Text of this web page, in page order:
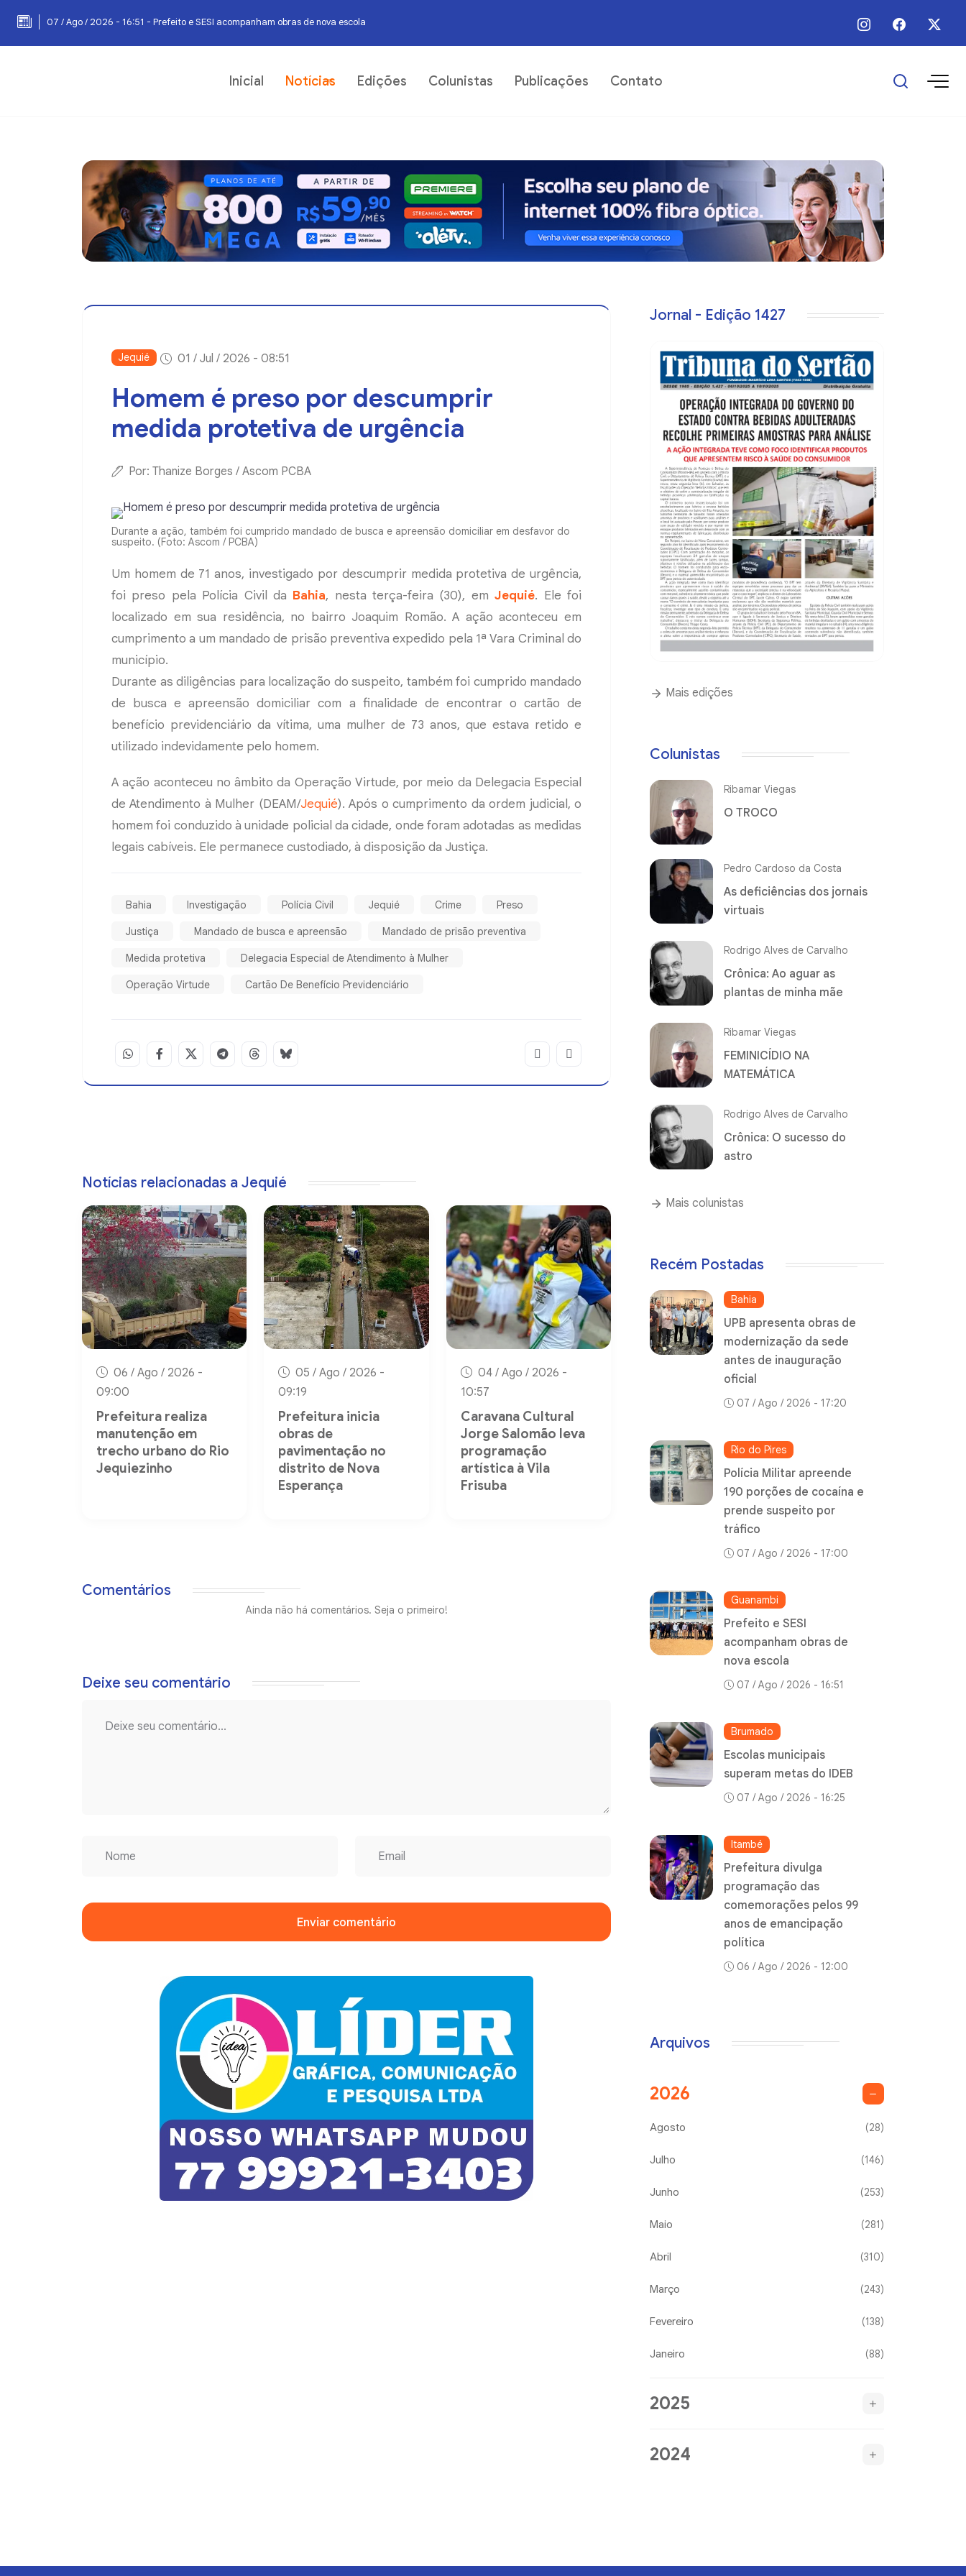
07 / Ago / 2026 - 16:51 - Prefeito e SESI acompanham obras de nova escola 07 / Ago / 2026 - 16:25 - Escolas municipais superam metas do IDEB
Inicial Notícias Edições Colunistas Publicações Contato
Jequié 01 / Jul / 2026 - 08:51
Homem é preso por descumprir
medida protetiva de urgência
Por: Thanize Borges / Ascom PCBA
Durante a ação, também foi cumprido mandado de busca e apreensão domiciliar em desfavor do
suspeito. (Foto: Ascom / PCBA)
Um homem de 71 anos, investigado por descumprir medida protetiva de urgência,
foi preso pela Polícia Civil da Bahia, nesta terça-feira (30), emJequié. Ele foi
localizado em sua residência, no bairro Joaquim Romão. A ação aconteceu em
cumprimento a um mandado de prisão preventiva expedido pela 1ª Vara Criminal do
município.
Durante as diligências para localização do suspeito, também foi cumprido mandado
de busca e apreensão domiciliar com a finalidade de encontrar o cartão de
benefício previdenciário da vítima, uma mulher de 73 anos, que estava retido e
utilizado indevidamente pelo homem.
A ação aconteceu no âmbito da Operação Virtude, por meio da Delegacia Especial
de Atendimento à Mulher (DEAM/Jequié). Após o cumprimento da ordem judicial, o
homem foi conduzido à unidade policial da cidade, onde foram adotadas as medidas
legais cabíveis. Ele permanece custodiado, à disposição da Justiça.
Bahia Investigação Polícia Civil Jequié Crime Preso
Justiça Mandado de busca e apreensão Mandado de prisão preventiva
Medida protetiva Delegacia Especial de Atendimento à Mulher
Operação Virtude Cartão De Benefício Previdenciário
Notícias relacionadas a Jequié
06 / Ago / 2026 -
09:00
Prefeitura realiza
manutenção em
trecho urbano do Rio
Jequiezinho
05 / Ago / 2026 -
09:19
Prefeitura inicia
obras de
pavimentação no
distrito de Nova
Esperança
04 / Ago / 2026 -
10:57
Caravana Cultural
Jorge Salomão leva
programação
artística à Vila
Frisuba
Comentários
Ainda não há comentários. Seja o primeiro!
Deixe seu comentário
Enviar comentário
Jornal - Edição 1427
Mais edições
Colunistas
Ribamar Viegas
O TROCO
Pedro Cardoso da Costa
As deficiências dos jornais
virtuais
Rodrigo Alves de Carvalho
Crônica: Ao aguar as
plantas de minha mãe
Ribamar Viegas
FEMINICÍDIO NA
MATEMÁTICA
Rodrigo Alves de Carvalho
Crônica: O sucesso do
astro
Mais colunistas
Recém Postadas
Bahia
UPB apresenta obras de
modernização da sede
antes de inauguração
oficial
07 / Ago / 2026 - 17:20
Rio do Pires
Polícia Militar apreende
190 porções de cocaína e
prende suspeito por
tráfico
07 / Ago / 2026 - 17:00
Guanambi
Prefeito e SESI
acompanham obras de
nova escola
07 / Ago / 2026 - 16:51
Brumado
Escolas municipais
superam metas do IDEB
07 / Ago / 2026 - 16:25
Itambé
Prefeitura divulga
programação das
comemorações pelos 99
anos de emancipação
política
06 / Ago / 2026 - 12:00
Arquivos
2026
Agosto (28)
Julho (146)
Junho (253)
Maio (281)
Abril (310)
Março (243)
Fevereiro (138)
Janeiro (88)
2025
2024